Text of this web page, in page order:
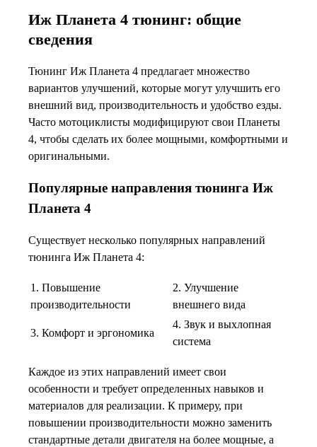
Иж Планета 4 тюнинг: общие
сведения
Тюнинг Иж Планета 4 предлагает множество
вариантов улучшений, которые могут улучшить его
внешний вид, производительность и удобство езды.
Часто мотоциклисты модифицируют свои Планеты
4, чтобы сделать их более мощными, комфортными и
оригинальными.
Популярные направления тюнинга Иж
Планета 4
Существует несколько популярных направлений
тюнинга Иж Планета 4:
1. Повышение
производительности
2. Улучшение
внешнего вида
3. Комфорт и эргономика
4. Звук и выхлопная
система
Каждое из этих направлений имеет свои
особенности и требует определенных навыков и
материалов для реализации. К примеру, при
повышении производительности можно заменить
стандартные детали двигателя на более мощные, а